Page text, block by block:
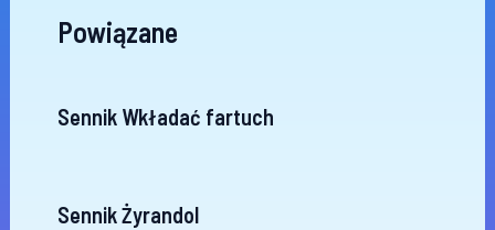
Powiązane
Sennik Wkładać fartuch
Sennik Żyrandol